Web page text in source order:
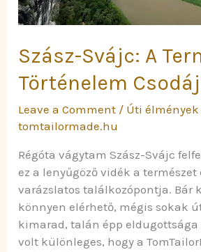
Szász-Svájc: A
Történelem
Leave a Comment / Úti élmények
tomtailormade.hu
Régóta vágytam Szász-Svájc
ez a lenyűgöző vidék a természet
varázslatos találkozópontja. Bár
könnyen elérhető, mégis sokak
kimarad, talán épp eldugottsága
volt különleges, hogy a